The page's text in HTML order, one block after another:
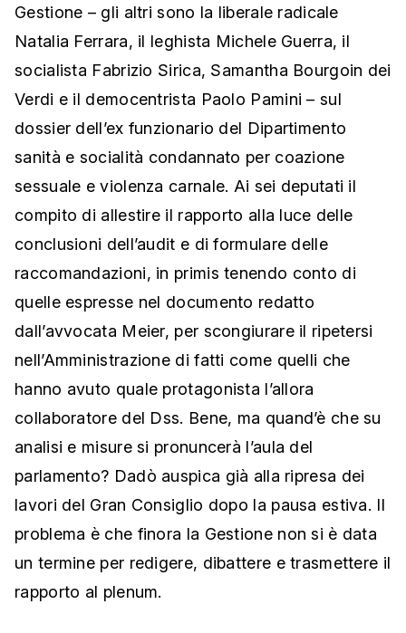
Gestione – gli altri sono la liberale radicale
Natalia Ferrara, il leghista Michele Guerra, il
socialista Fabrizio Sirica, Samantha Bourgoin dei
Verdi e il democentrista Paolo Pamini – sul
dossier dell’ex funzionario del Dipartimento
sanità e socialità condannato per coazione
sessuale e violenza carnale. Ai sei deputati il
compito di allestire il rapporto alla luce delle
conclusioni dell’audit e di formulare delle
raccomandazioni, in primis tenendo conto di
quelle espresse nel documento redatto
dall’avvocata Meier, per scongiurare il ripetersi
nell’Amministrazione di fatti come quelli che
hanno avuto quale protagonista l’allora
collaboratore del Dss. Bene, ma quand’è che su
analisi e misure si pronuncerà l’aula del
parlamento? Dadò auspica già alla ripresa dei
lavori del Gran Consiglio dopo la pausa estiva. Il
problema è che finora la Gestione non si è data
un termine per redigere, dibattere e trasmettere il
rapporto al plenum.